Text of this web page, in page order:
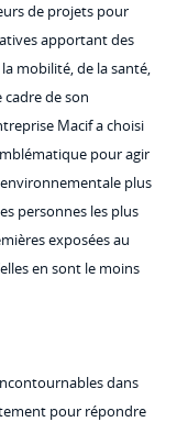
de projets pour
apportant des
mobilité, de la santé,
cadre de son
Macif a choisi
pour agir
plus
personnes les plus
exposées au
en sont le moins
dans
pour répondre